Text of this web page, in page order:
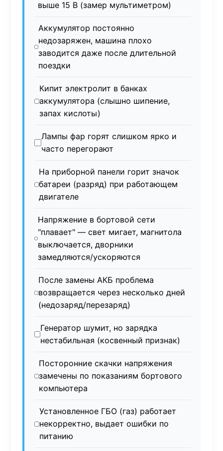
выше 15 В (замер мультиметром)
Аккумулятор постоянно
недозаряжен, машина плохо
заводится даже после длительной
поездки
Кипит электролит в банках
аккумулятора (слышно шипение,
запах кислоты)
Лампы фар горят слишком ярко и
часто перегорают
На приборной панели горит значок
батареи (разряд) при работающем
двигателе
Напряжение в бортовой сети
"плавает" — свет мигает, магнитола
выключается, дворники
замедляются/ускоряются
После замены АКБ проблема
возвращается через несколько дней
(недозаряд/перезаряд)
Генератор шумит, но зарядка
нестабильная (косвенный признак)
Посторонние скачки напряжения
замечены по показаниям бортового
компьютера
Установленное ГБО (газ) работает
некорректно, выдает ошибки по
питанию